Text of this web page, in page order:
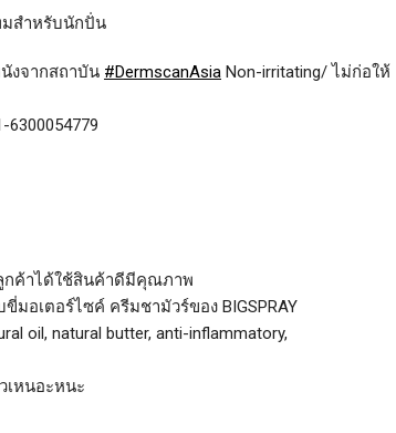
มสำหรับนักปั่น
งจากสถาบัน #DermscanAsia Non-irritating/ ไม่ก่อให้
กค้าได้ใช้สินค้าดีมีคุณภาพ
อเตอร์ไซค์ ครีมชามัวร์ของ BIGSPRAY
oil, natural butter, anti-inflammatory,
เหนอะหนะ